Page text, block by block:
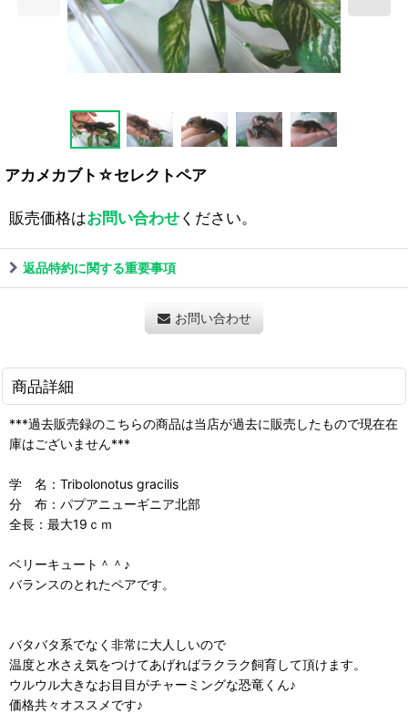
アカメカブト☆セレクトペア
販売価格はお問い合わせください。
返品特約に関する重要事項
お問い合わせ
商品詳細
***過去販売録のこちらの商品は当店が過去に販売したもので現在在
庫はございません***
学 名：Tribolonotus gracilis
分 布：パプアニューギニア北部
全長：最大19ｃｍ
ベリーキュート＾＾♪
バランスのとれたペアです。
バタバタ系でなく非常に大人しいので
温度と水さえ気をつけてあげればラクラク飼育して頂けます。
ウルウル大きなお目目がチャーミングな恐竜くん♪
価格共々オススメです♪